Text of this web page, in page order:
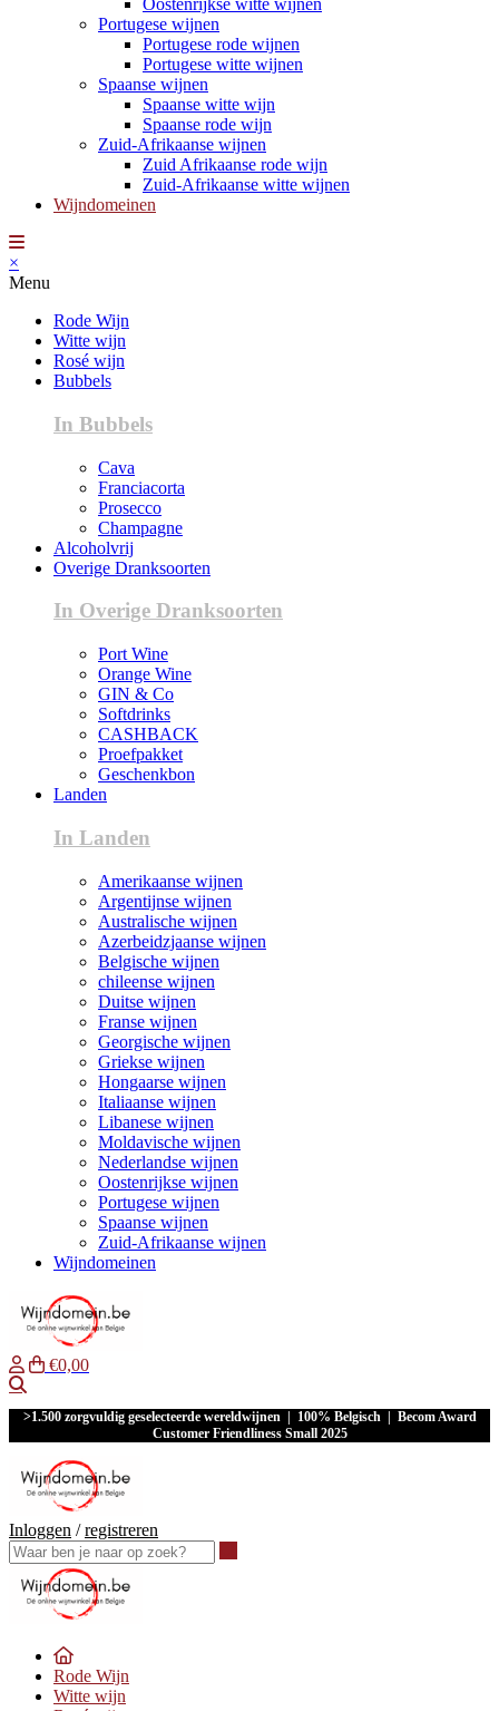
Oostenrijkse witte wijnen
Portugese wijnen
Portugese rode wijnen
Portugese witte wijnen
Spaanse wijnen
Spaanse witte wijn
Spaanse rode wijn
Zuid-Afrikaanse wijnen
Zuid Afrikaanse rode wijn
Zuid-Afrikaanse witte wijnen
Wijndomeinen
×
Menu
Rode Wijn
Witte wijn
Rosé wijn
Bubbels
In Bubbels
Cava
Franciacorta
Prosecco
Champagne
Alcoholvrij
Overige Dranksoorten
In Overige Dranksoorten
Port Wine
Orange Wine
GIN & Co
Softdrinks
CASHBACK
Proefpakket
Geschenkbon
Landen
In Landen
Amerikaanse wijnen
Argentijnse wijnen
Australische wijnen
Azerbeidzjaanse wijnen
Belgische wijnen
chileense wijnen
Duitse wijnen
Franse wijnen
Georgische wijnen
Griekse wijnen
Hongaarse wijnen
Italiaanse wijnen
Libanese wijnen
Moldavische wijnen
Nederlandse wijnen
Oostenrijkse wijnen
Portugese wijnen
Spaanse wijnen
Zuid-Afrikaanse wijnen
Wijndomeinen
€0,00
>1.500 zorgvuldig geselecteerde wereldwijnen | 100% Belgisch | Becom Award
Customer Friendliness Small 2025
Inloggen /registreren
Rode Wijn
Witte wijn